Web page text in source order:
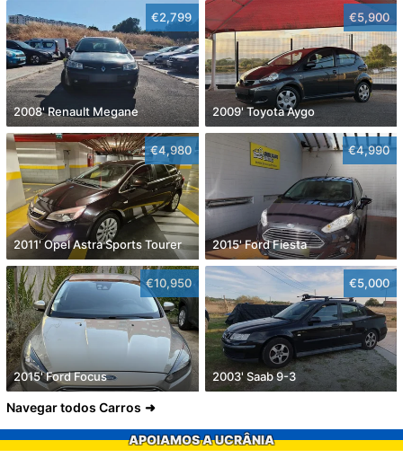
€2,799
2008' Renault Megane
€5,900
2009' Toyota Aygo
€4,980
2011' Opel Astra Sports Tourer
€4,990
2015' Ford Fiesta
€10,950
2015' Ford Focus
€5,000
2003' Saab 9-3
Navegar todos Carros
APOIAMOS A UCRÂNIA